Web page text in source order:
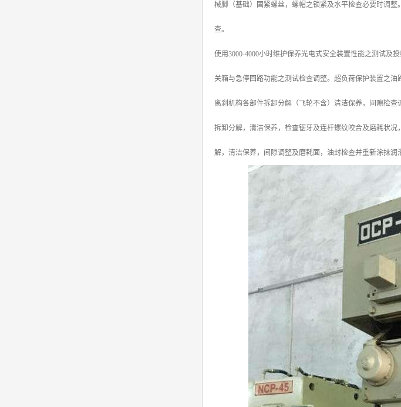
械脚（基础）固紧螺丝，螺帽之锁紧及水平检查必要时调
查。
使用3000-4000小时维护保养光电式安全装置性能之测试及
关箱与急停回路功能之测试检查调整。超负荷保护装置之
离刹机构各部件拆卸分解（飞轮不含）清洁保养，间隙检
拆卸分解，清洁保养，检查锯牙及连杆螺纹咬合及磨耗状
解，清洁保养，间隙调整及磨耗面，油封检查并重新涂抹